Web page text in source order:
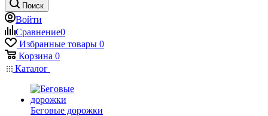
Поиск
Войти
Сравнение0
Избранные товары 0
Корзина 0
Каталог
Беговые дорожки